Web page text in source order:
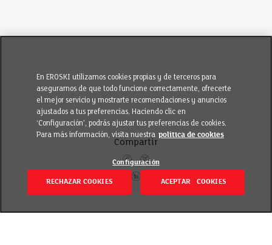
Compartir
En EROSKI utilizamos cookies propias y de terceros para
asegurarnos de que todo funcione correctamente, ofrecerte
el mejor servicio y mostrarte recomendaciones y anuncios
ajustados a tus preferencias. Haciendo clic en
‘Configuración’, podrás ajustar tus preferencias de cookies.
Para más información, visita nuestra política de cookies
Configuración
RECHAZAR COOKIES ACEPTAR COOKIES